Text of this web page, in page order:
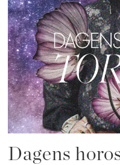
Dagens